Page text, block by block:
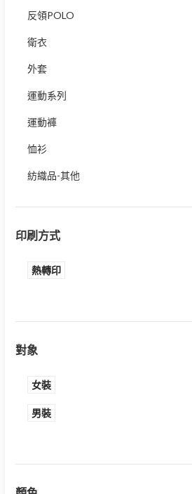
反領POLO
衛衣
外套
運動系列
運動褲
恤衫
紡織品-其他
印刷方式
熱轉印
對象
女裝
男裝